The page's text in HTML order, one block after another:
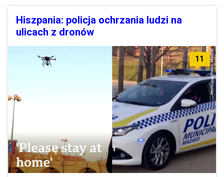
Hiszpania: policja ochrzania ludzi na
ulicach z dronów
11